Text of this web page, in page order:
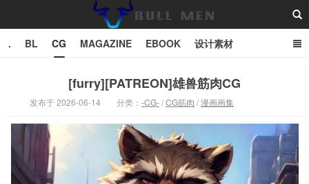
Bull Man斗牛士
. BL CG MAGAZINE EBOOK 设计素材
[furry][PATREON]雄兽筋肉CG
发布于 2026-06-14 分类： -CG-/CG筋肉 /漫画画集